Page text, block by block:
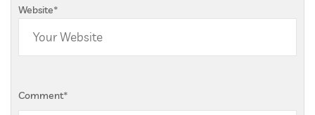
Website*
Comment*